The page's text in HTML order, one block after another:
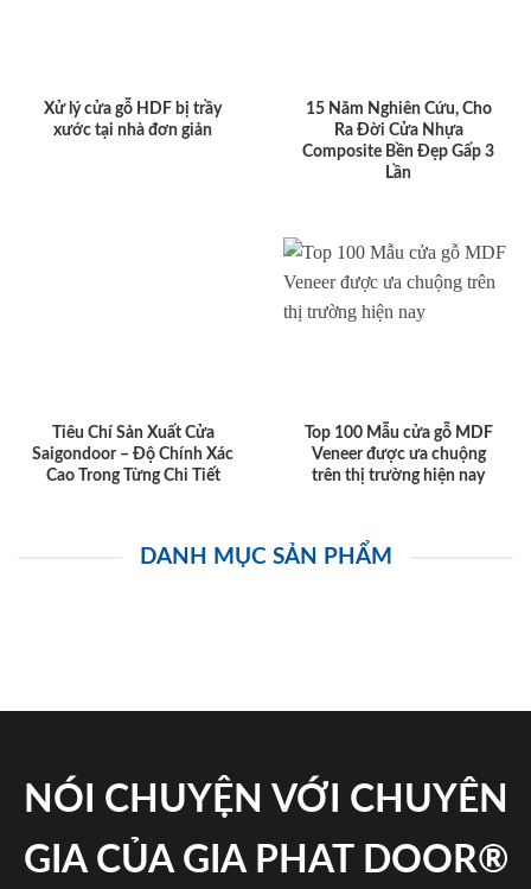
Xử lý cửa gỗ HDF bị trầy
xước tại nhà đơn giản
15 Năm Nghiên Cứu, Cho
Ra Đời Cửa Nhựa
Composite Bền Đẹp Gấp 3
Lần
Tiêu Chí Sản Xuất Cửa
Saigondoor – Độ Chính Xác
Cao Trong Từng Chi Tiết
Top 100 Mẫu cửa gỗ MDF
Veneer được ưa chuộng
trên thị trường hiện nay
DANH MỤC SẢN PHẨM
NÓI CHUYỆN VỚI CHUYÊN
GIA CỦA GIA PHAT DOOR®